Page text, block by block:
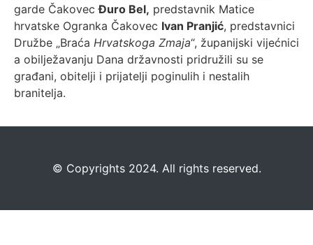
garde ČakovecĐuro Bel, predstavnik Matice
hrvatske Ogranka Čakovec Ivan Pranjić, predstavnici
Družbe „Braća Hrvatskoga Zmaja“, županijski vijećnici
a obilježavanju Dana državnosti pridružili su se
građani, obitelji i prijatelji poginulih i nestalih
branitelja.
©️ Copyrights 2024. All rights reserved.